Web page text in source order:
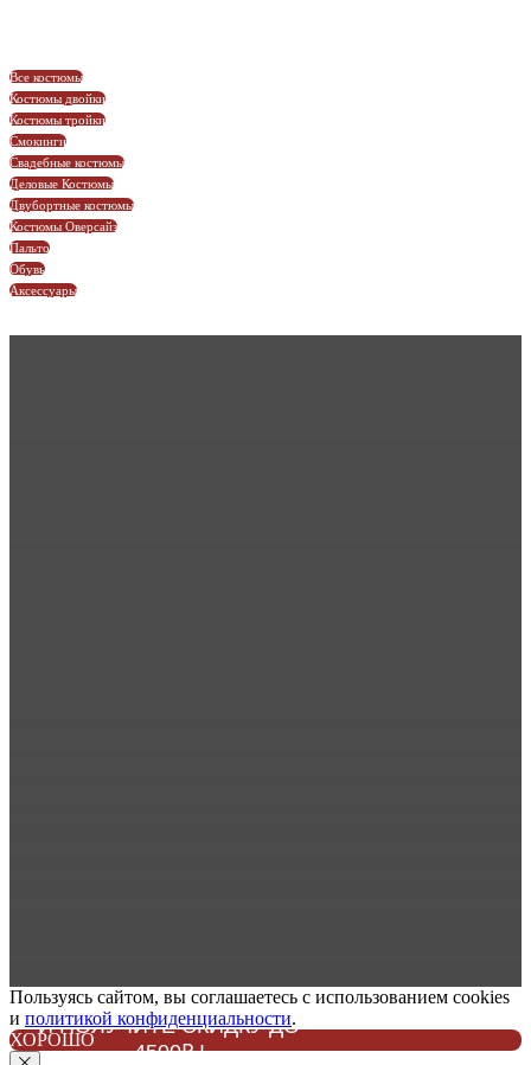
Все костюмы
Костюмы двойки
Костюмы тройки
Смокинги
Свадебные костюмы
Деловые Костюмы
Двубортные костюмы
Костюмы Оверсайз
Пальто
Обувь
Аксессуары
ЗАПИШИТЕСЬ НА ПРИМЕРКУ
И ПОЛУЧИТЕ СКИДКУ ДО
4500₽ !
Пользуясь сайтом, вы соглашаетесь с использованием cookies
и политикой конфиденциальности.
ХОРОШО